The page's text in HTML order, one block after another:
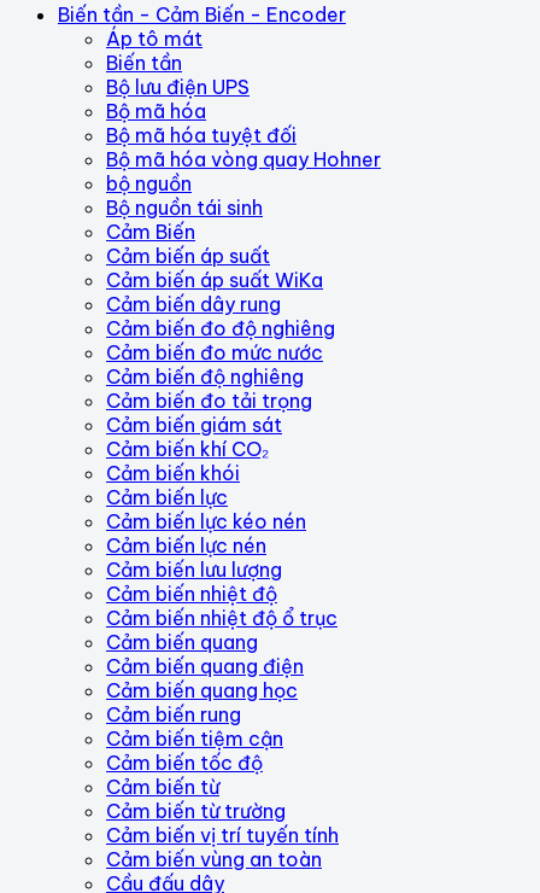
Biến tần - Cảm Biến - Encoder
Áp tô mát
Biến tần
Bộ lưu điện UPS
Bộ mã hóa
Bộ mã hóa tuyệt đối
Bộ mã hóa vòng quay Hohner
bộ nguồn
Bộ nguồn tái sinh
Cảm Biến
Cảm biến áp suất
Cảm biến áp suất WiKa
Cảm biến dây rung
Cảm biến đo độ nghiêng
Cảm biến đo mức nước
Cảm biến độ nghiêng
Cảm biến đo tải trọng
Cảm biến giám sát
Cảm biến khí CO₂
Cảm biến khói
Cảm biến lực
Cảm biến lực kéo nén
Cảm biến lực nén
Cảm biến lưu lượng
Cảm biến nhiệt độ
Cảm biến nhiệt độ ổ trục
Cảm biến quang
Cảm biến quang điện
Cảm biến quang học
Cảm biến rung
Cảm biến tiệm cận
Cảm biến tốc độ
Cảm biến từ
Cảm biến từ trường
Cảm biến vị trí tuyến tính
Cảm biến vùng an toàn
Cầu đấu dây